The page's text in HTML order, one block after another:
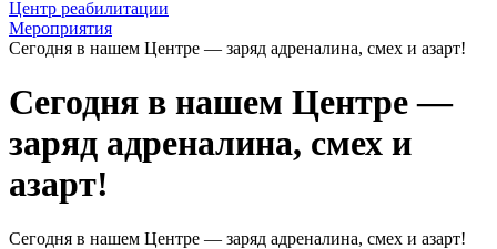
Центр реабилитации
Мероприятия
Сегодня в нашем Центре — заряд адреналина, смех и азарт!
Сегодня в нашем Центре —
заряд адреналина, смех и
азарт!
Сегодня в нашем Центре — заряд адреналина, смех и азарт!